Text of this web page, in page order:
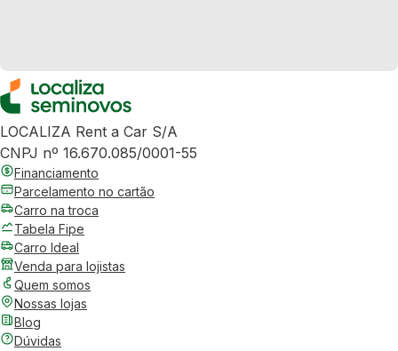
LOCALIZA Rent a Car S/A
CNPJ nº 16.670.085/0001-55
Financiamento
Parcelamento no cartão
Carro na troca
Tabela Fipe
Carro Ideal
Venda para lojistas
Quem somos
Nossas lojas
Blog
Dúvidas